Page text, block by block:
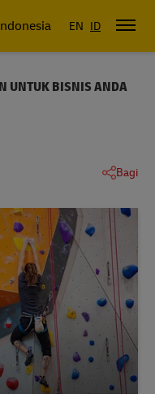
EN ID
UNTUK BISNIS ANDA
Bagi